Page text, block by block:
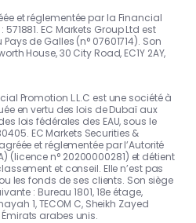
et réglementée par la Financial
EC Markets Group Ltd est
de Galles (n° 07601714). Son
House, 30 City Road, EC1Y 2AY,
Promotion L.L.C est une société à
en vertu des lois de Dubaï aux
lois fédérales des EAU, sous le
EC Markets Securities &
et réglementée par l’Autorité
(licence n° 20200000281) et détient
et conseil. Elle n’est pas
les fonds de ses clients. Son siège
: Bureau 1801, 18e étage,
1, TECOM C, Sheikh Zayed
arabes unis.